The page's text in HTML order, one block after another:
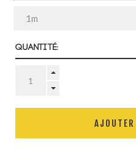
Quantité: